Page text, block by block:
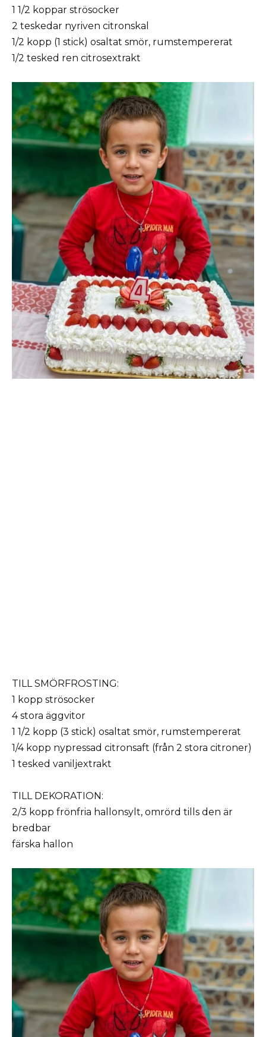
1 1/2 koppar strösocker
2 teskedar nyriven citronskal
1/2 kopp (1 stick) osaltat smör, rumstempererat
1/2 tesked ren citrosextrakt
TILL SMÖRFROSTING:
1 kopp strösocker
4 stora äggvitor
1 1/2 kopp (3 stick) osaltat smör, rumstempererat
1/4 kopp nypressad citronsaft (från 2 stora citroner)
1 tesked vaniljextrakt
TILL DEKORATION:
2/3 kopp frönfria hallonsylt, omrörd tills den är
bredbar
färska hallon